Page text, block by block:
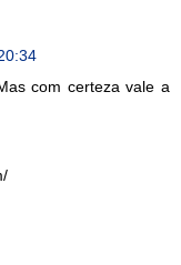
com certeza vale a